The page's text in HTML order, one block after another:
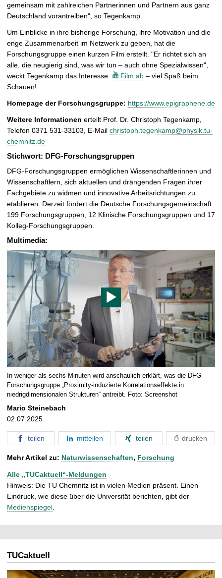
gemeinsam mit zahlreichen Partnerinnen und Partnern aus ganz
Deutschland vorantreiben", so Tegenkamp.
Um Einblicke in ihre bisherige Forschung, ihre Motivation und die
enge Zusammenarbeit im Netzwerk zu geben, hat die
Forschungsgruppe einen kurzen Film erstellt. "Er richtet sich an
alle, die neugierig sind, was wir tun – auch ohne Spezialwissen",
weckt Tegenkamp das Interesse.
Film ab– viel Spaß beim
Schauen!
Homepage der Forschungsgruppe: https://www.epigraphene.de
Weitere Informationen erteilt Prof. Dr. Christoph Tegenkamp,
Telefon 0371 531-33103, E-Mail christoph.tegenkamp@physik.tu-
chemnitz.de
Stichwort: DFG-Forschungsgruppen
DFG-Forschungsgruppen ermöglichen Wissenschaftlerinnen und
Wissenschaftlern, sich aktuellen und drängenden Fragen ihrer
Fachgebiete zu widmen und innovative Arbeitsrichtungen zu
etablieren. Derzeit fördert die Deutsche Forschungsgemeinschaft
199 Forschungsgruppen, 12 Klinische Forschungsgruppen und 17
Kolleg-Forschungsgruppen.
Multimedia:
In weniger als sechs Minuten wird anschaulich erklärt, was die DFG-
Forschungsgruppe „Proximity-induzierte Korrelationseffekte in
niedrigdimensionalen Strukturen“ antreibt. Foto: Screenshot
Mario Steinebach
02.07.2025
teilen mitteilen teilen drucken
Mehr Artikel zu: Naturwissenschaften, Forschung
Alle „TUCaktuell“-Meldungen
Hinweis: Die TU Chemnitz ist in vielen Medien präsent. Einen
Eindruck, wie diese über die Universität berichten, gibt der
Medienspiegel
TUCaktuell